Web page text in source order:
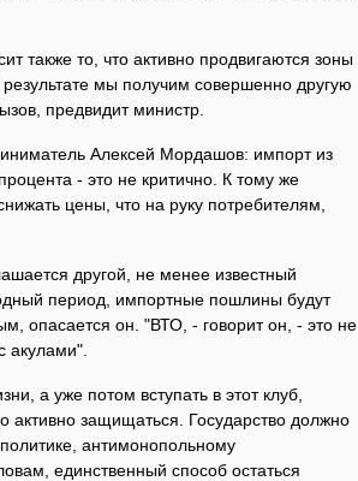
также то, что активно продвигаются зоны
мы получим совершенно другую
предвидит министр.
Алексей Мордашов: импорт из
- это не критично. К тому же
цены, что на руку потребителям,
другой, не менее известный
период, импортные пошлины будут
опасается он. "ВТО, - говорит он, - это не
а уже потом вступать в этот клуб,
активно защищаться. Государство должно
антимонопольному
единственный способ остаться